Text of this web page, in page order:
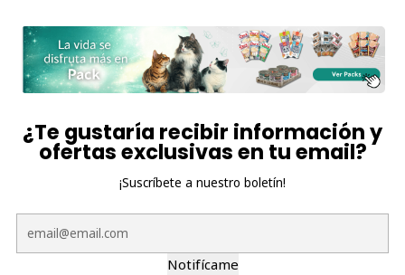
¿Te gustaría recibir información y
ofertas exclusivas en tu email?
¡Suscríbete a nuestro boletín!
Notifícame